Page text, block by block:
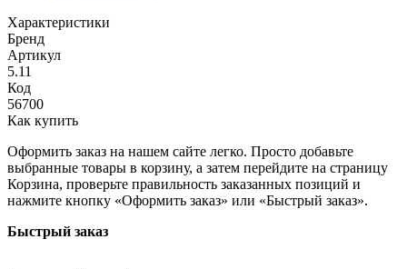
Характеристики
Бренд
Артикул
5.11
Код
56700
Как купить
Оформить заказ на нашем сайте легко. Просто добавьте
выбранные товары в корзину, а затем перейдите на страницу
Корзина, проверьте правильность заказанных позиций и
нажмите кнопку «Оформить заказ» или «Быстрый заказ».
Быстрый заказ